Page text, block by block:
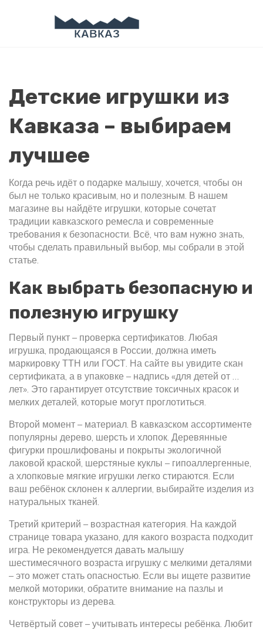
Детские игрушки из
Кавказа – выбираем
лучшее
Когда речь идёт о подарке малышу, хочется, чтобы он
был не только красивым, но и полезным. В нашем
магазине вы найдёте игрушки, которые сочетат
традиции кавказского ремесла и современные
требования к безопасности. Всё, что вам нужно знать,
чтобы сделать правильный выбор, мы собрали в этой
статье.
Как выбрать безопасную и
полезную игрушку
Первый пункт – проверка сертификатов. Любая
игрушка, продающаяся в России, должна иметь
маркировку ТТН или ГОСТ. На сайте вы увидите скан
сертификата, а в упаковке – надпись «для детей от …
лет». Это гарантирует отсутствие токсичных красок и
мелких деталей, которые могут проглотиться.
Второй момент – материал. В кавказском ассортименте
популярны дерево, шерсть и хлопок. Деревянные
фигурки прошлифованы и покрыты экологичной
лаковой краской, шерстяные куклы – гипоаллергенные,
а хлопковые мягкие игрушки легко стираются. Если
ваш ребёнок склонен к аллергии, выбирайте изделия из
натуральных тканей.
Третий критерий – возрастная категория. На каждой
странице товара указано, для какого возраста подходит
игра. Не рекомендуется давать малышу
шестимесячного возраста игрушку с мелкими деталями
– это может стать опасностью. Если вы ищете развитие
мелкой моторики, обратите внимание на пазлы и
конструкторы из дерева.
Четвёртый совет – учитывать интересы ребёнка. Любит